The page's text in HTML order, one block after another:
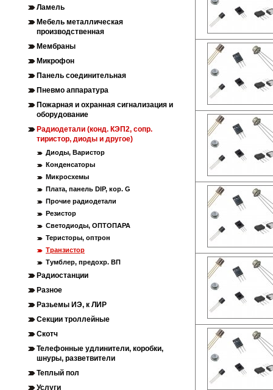
Ламель
Мебель металлическая
производственная
Мембраны
Микрофон
Панель соединительная
Пневмо аппаратура
Пожарная и охранная сигнализация и
оборудование
Радиодетали (конд. КЭП2, сопр.
тиристор, диоды и другое)
Диоды, Варистор
Конденсаторы
Микросхемы
Плата, панель DIP, кор. G
Прочие радиодетали
Резистор
Светодиоды, ОПТОПАРА
Теристоры, оптрон
Транзистор
Тумблер, предохр. ВП
Радиостанции
Разное
Разьемы ИЭ, к ЛИР
Секции троллейные
Скотч
Телефонные удлинители, коробки,
шнуры, разветвители
Теплый пол
Услуги